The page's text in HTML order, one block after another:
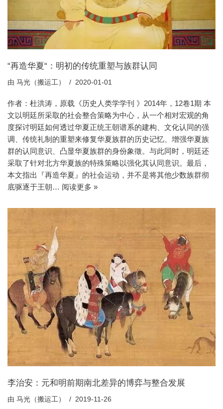
“再造华夏“：明初的传统重塑与族群认同
由 马光（搬运工） 2020-01-01
作者：杜洪涛，原载《历史人类学学刊 》2014年，12卷1期 本
文以明廷所采取的社会整合策略为中心，从一个相对宏观的角
度探讨明廷如何透过华夏正统王朝谱系的建构、文化认同的强
调、传统礼制的重塑来修复华夏族群的历史记忆、增强华夏族
群的认同意识、凸显华夏族群的身份象徵。与此同时，明廷还
采取了针对北方华夏族的特殊策略以强化其认同意识。最后，
本文指出『再造华夏』的社会运动，并不是将其他少数族群彻
底驱逐于王朝… 阅读更多 »
李治安：元和明前期南北差异的博弈与整合发展
由 马光（搬运工） 2019-11-26